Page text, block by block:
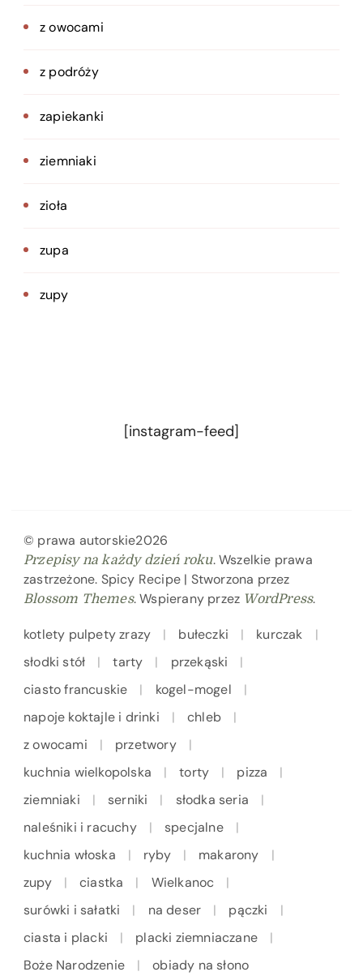
z owocami
z podróży
zapiekanki
ziemniaki
zioła
zupa
zupy
[instagram-feed]
© prawa autorskie2026
Przepisy na każdy dzień roku. Wszelkie prawa
zastrzeżone. Spicy Recipe | Stworzona przez
Blossom Themes. Wspierany przez WordPress.
kotlety pulpety zrazy bułeczki
kurczak
słodki stół
tarty
przekąski
ciasto francuskie
kogel-mogel
napoje koktajle i drinki
chleb
z owocami
przetwory
kuchnia wielkopolska
torty
pizza
ziemniaki
serniki
słodka seria
naleśniki i racuchy
specjalne
kuchnia włoska
ryby
makarony
zupy
ciastka
Wielkanoc
surówki i sałatki
na deser
pączki
ciasta i placki
placki ziemniaczane
Boże Narodzenie
obiady na słono